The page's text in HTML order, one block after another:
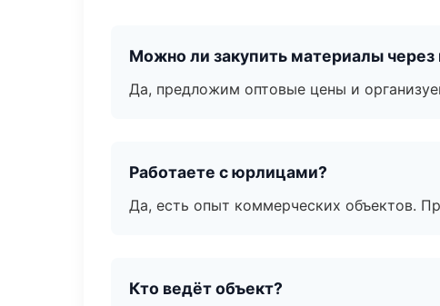
Можно ли закупить материалы через
Да, предложим оптовые цены и
Работаете с юрлицами?
Да, есть опыт коммерческих объектов.
Кто ведёт объект?